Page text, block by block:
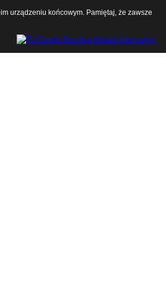
urządzeniu końcowym. Pamiętaj, że zawsze